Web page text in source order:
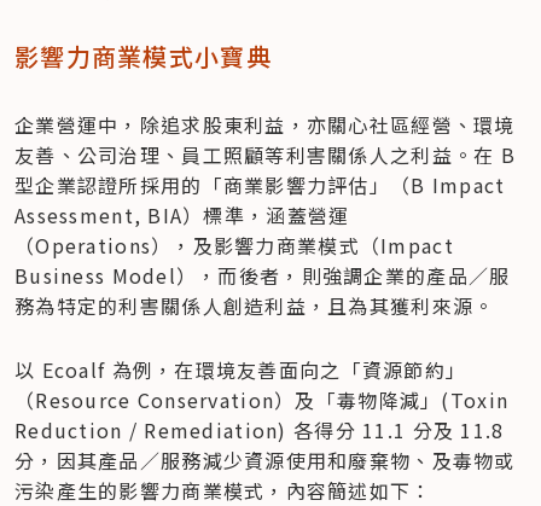
影響力商業模式小寶典
企業營運中，除追求股東利益，亦關心社區經營、環境
友善、公司治理、員工照顧等利害關係人之利益。在 B
型企業認證所採用的「商業影響力評估」（B Impact
Assessment, BIA）標準，涵蓋營運
（Operations），及影響力商業模式（Impact
Business Model），而後者，則強調企業的產品／服
務為特定的利害關係人創造利益，且為其獲利來源。
以 Ecoalf 為例，在環境友善面向之「資源節約」
（Resource Conservation）及「毒物降減」(Toxin
Reduction / Remediation) 各得分 11.1 分及 11.8
分，因其產品／服務減少資源使用和廢棄物、及毒物或
污染產生的影響力商業模式，內容簡述如下：